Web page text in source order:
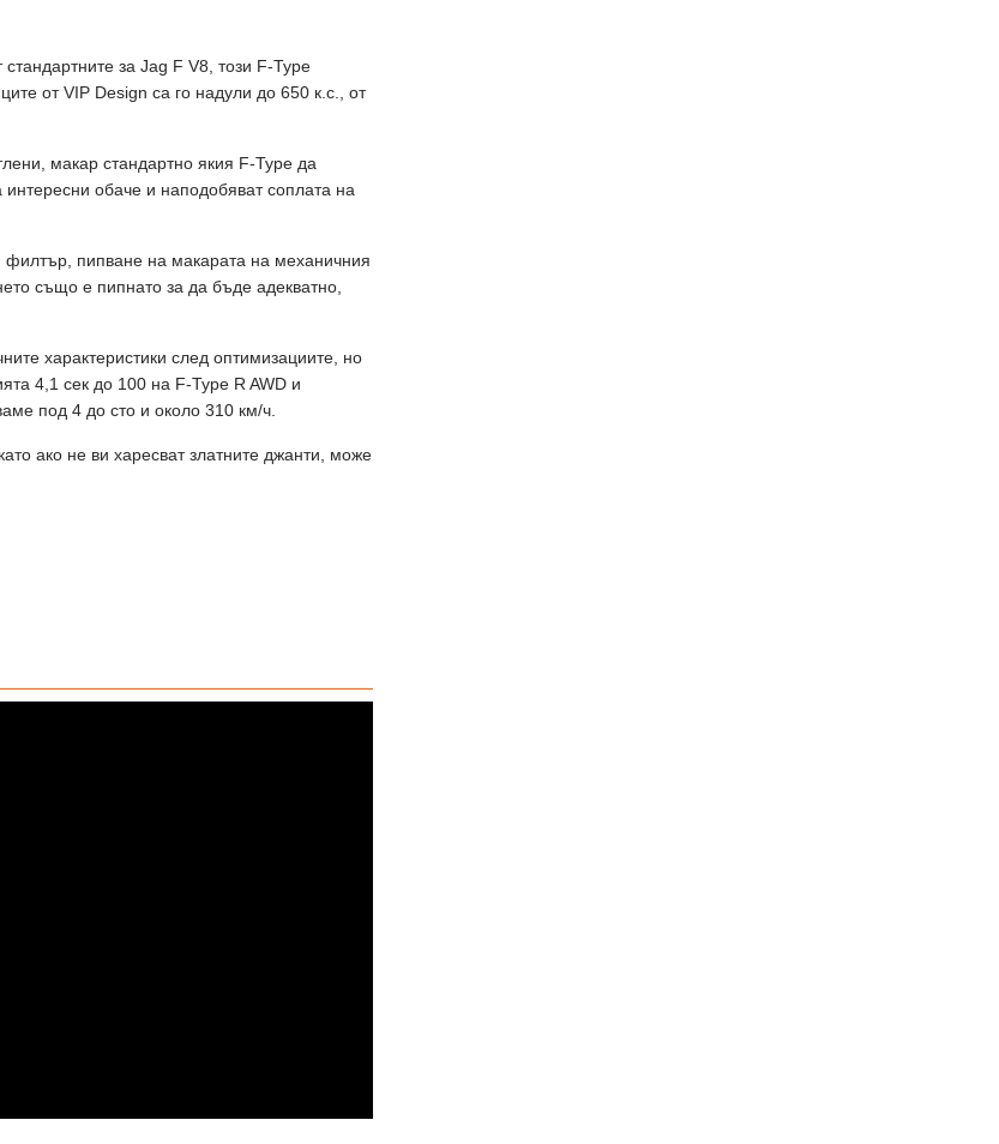
за Jag F V8, този F-Type
от VIP Design са го надули до 650 к.с., от
макар стандартно якия F-Type да
обаче и наподобяват соплата на
филтър, пипване на макарата на механичния
също е пипнато за да бъде адекватно,
характеристики след оптимизациите, но
4,1 сек до 100 на F-Type R AWD и
под 4 до сто и около 310 км/ч.
ако не ви харесват златните джанти, може